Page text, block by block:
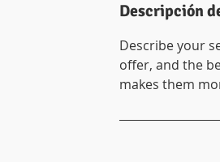
Descripción
Describe your
offer, and the
makes them